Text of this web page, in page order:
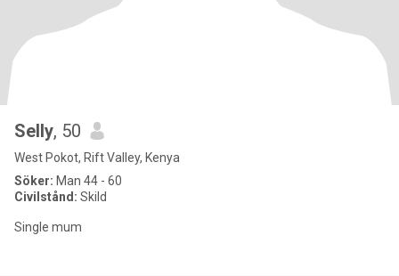
Selly, 50
West Pokot, Rift Valley, Kenya
Söker: Man 44 - 60
Civilstånd: Skild
Single mum